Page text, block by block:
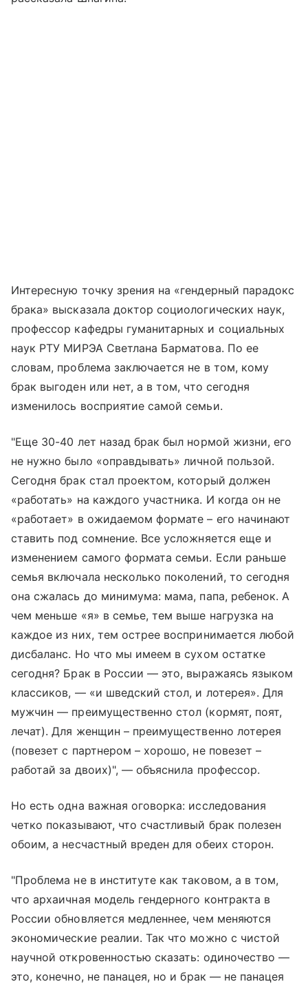
Интересную точку зрения на «гендерный парадокс
брака» высказала доктор социологических наук,
профессор кафедры гуманитарных и социальных
наук РТУ МИРЭА Светлана Барматова. По ее
словам, проблема заключается не в том, кому
брак выгоден или нет, а в том, что сегодня
изменилось восприятие самой семьи.
"Еще 30-40 лет назад брак был нормой жизни, его
не нужно было «оправдывать» личной пользой.
Сегодня брак стал проектом, который должен
«работать» на каждого участника. И когда он не
«работает» в ожидаемом формате – его начинают
ставить под сомнение. Все усложняется еще и
изменением самого формата семьи. Если раньше
семья включала несколько поколений, то сегодня
она сжалась до минимума: мама, папа, ребенок. А
чем меньше «я» в семье, тем выше нагрузка на
каждое из них, тем острее воспринимается любой
дисбаланс. Но что мы имеем в сухом остатке
сегодня? Брак в России — это, выражаясь языком
классиков, — «и шведский стол, и лотерея». Для
мужчин — преимущественно стол (кормят, поят,
лечат). Для женщин – преимущественно лотерея
(повезет с партнером – хорошо, не повезет –
работай за двоих)", — объяснила профессор.
Но есть одна важная оговорка: исследования
четко показывают, что счастливый брак полезен
обоим, а несчастный вреден для обеих сторон.
"Проблема не в институте как таковом, а в том,
что архаичная модель гендерного контракта в
России обновляется медленнее, чем меняются
экономические реалии. Так что можно с чистой
научной откровенностью сказать: одиночество —
это, конечно, не панацея, но и брак — не панацея